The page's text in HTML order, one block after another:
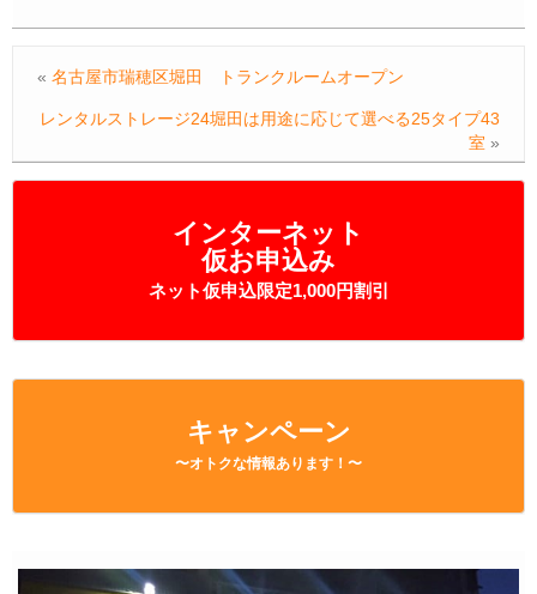
インターネット
仮お申込み
ネット仮申込限定1,000円割引
キャンペーン
〜オトクな情報あります！〜
« 名古屋市瑞穂区堀田 トランクルームオープン
レンタルストレージ24堀田は用途に応じて選べる25タイプ43
室 »